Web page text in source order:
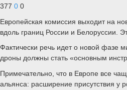
377 0 0
Европейская комиссия выходит на
вдоль границ России и Белоруссии.
Фактически речь идет о новой фазе
дроны должны стать «основным
Примечательно, что в Европе все
альянса: расширение присутствия у